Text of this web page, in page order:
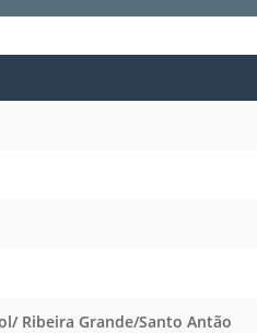
Ribeira Grande/Santo Antão